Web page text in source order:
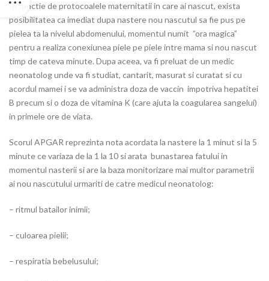
In functie de protocoalele maternitatii in care ai nascut, exista
posibilitatea ca imediat dupa nastere nou nascutul sa fie pus pe
pielea ta la nivelul abdomenului, momentul numit ”ora magica”
pentru a realiza conexiunea piele pe piele intre mama si nou nascut
timp de cateva minute. Dupa aceea, va fi preluat de un medic
neonatolog unde va fi studiat, cantarit, masurat si curatat si cu
acordul mamei i se va administra doza de vaccin impotriva hepatitei
B precum si o doza de vitamina K (care ajuta la coagularea sangelui)
in primele ore de viata.
Scorul APGAR reprezinta nota acordata la nastere la 1 minut si la 5
minute ce variaza de la 1 la 10 si arata bunastarea fatului in
momentul nasterii si are la baza monitorizare mai multor parametrii
ai nou nascutului urmariti de catre medicul neonatolog:
– ritmul batailor inimii;
– culoarea pielii;
– respiratia bebelusului;